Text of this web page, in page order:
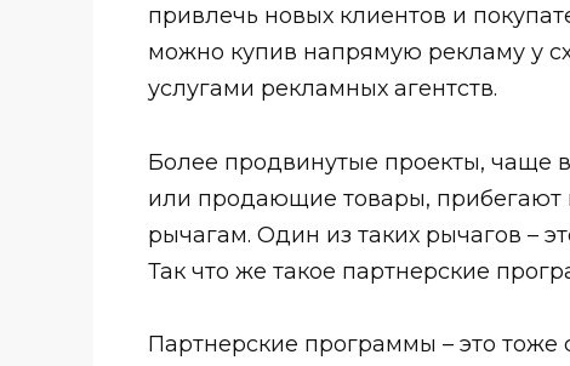
привлечь новых клиентов и
можно купив напрямую рекламу у
услугами рекламных агентств.
Более продвинутые проекты, чаще
или продающие товары,
рычагам. Один из таких рычагов –
Так что же такое партнерские
Партнерские программы – это